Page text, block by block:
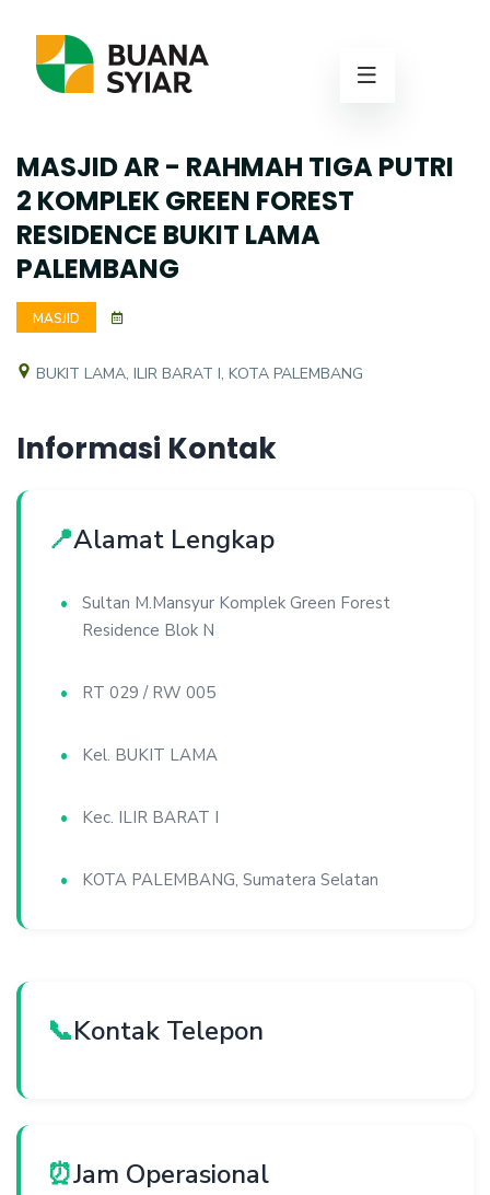
MASJID AR - RAHMAH TIGA PUTRI
2 KOMPLEK GREEN FOREST
RESIDENCE BUKIT LAMA
PALEMBANG
MASJID
BUKIT LAMA, ILIR BARAT I, KOTA PALEMBANG
Informasi Kontak
📍Alamat Lengkap
Sultan M.Mansyur Komplek Green Forest
Residence Blok N
RT 029 / RW 005
Kel. BUKIT LAMA
Kec. ILIR BARAT I
KOTA PALEMBANG, Sumatera Selatan
📞Kontak Telepon
⏰Jam Operasional